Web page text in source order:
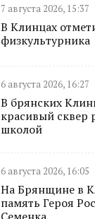
7 августа 2026, 15:37
В Клинцах
физкультурника
6 августа 2026, 16:27
В брянских
красивый сквер
школой
6 августа 2026, 16:05
На Брянщине в
память Героя